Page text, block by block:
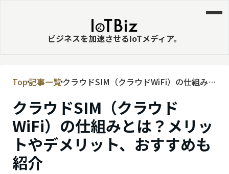
ビジネスを加速させるIoTメディア。
MVNE
エッジ
LPWA
DaaS
IaaS
Top記事一覧クラウドSIM（クラウドWiFi）の仕組みと
紹介
クラウドSIM（クラウド
WiFi）の仕組みとは？メリッ
トやデメリット、おすすめも
紹介